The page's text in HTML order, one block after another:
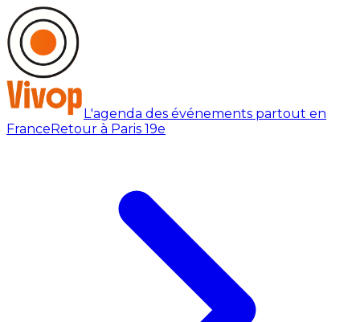
L'agenda des événements partout en
FranceRetour à Paris 19e